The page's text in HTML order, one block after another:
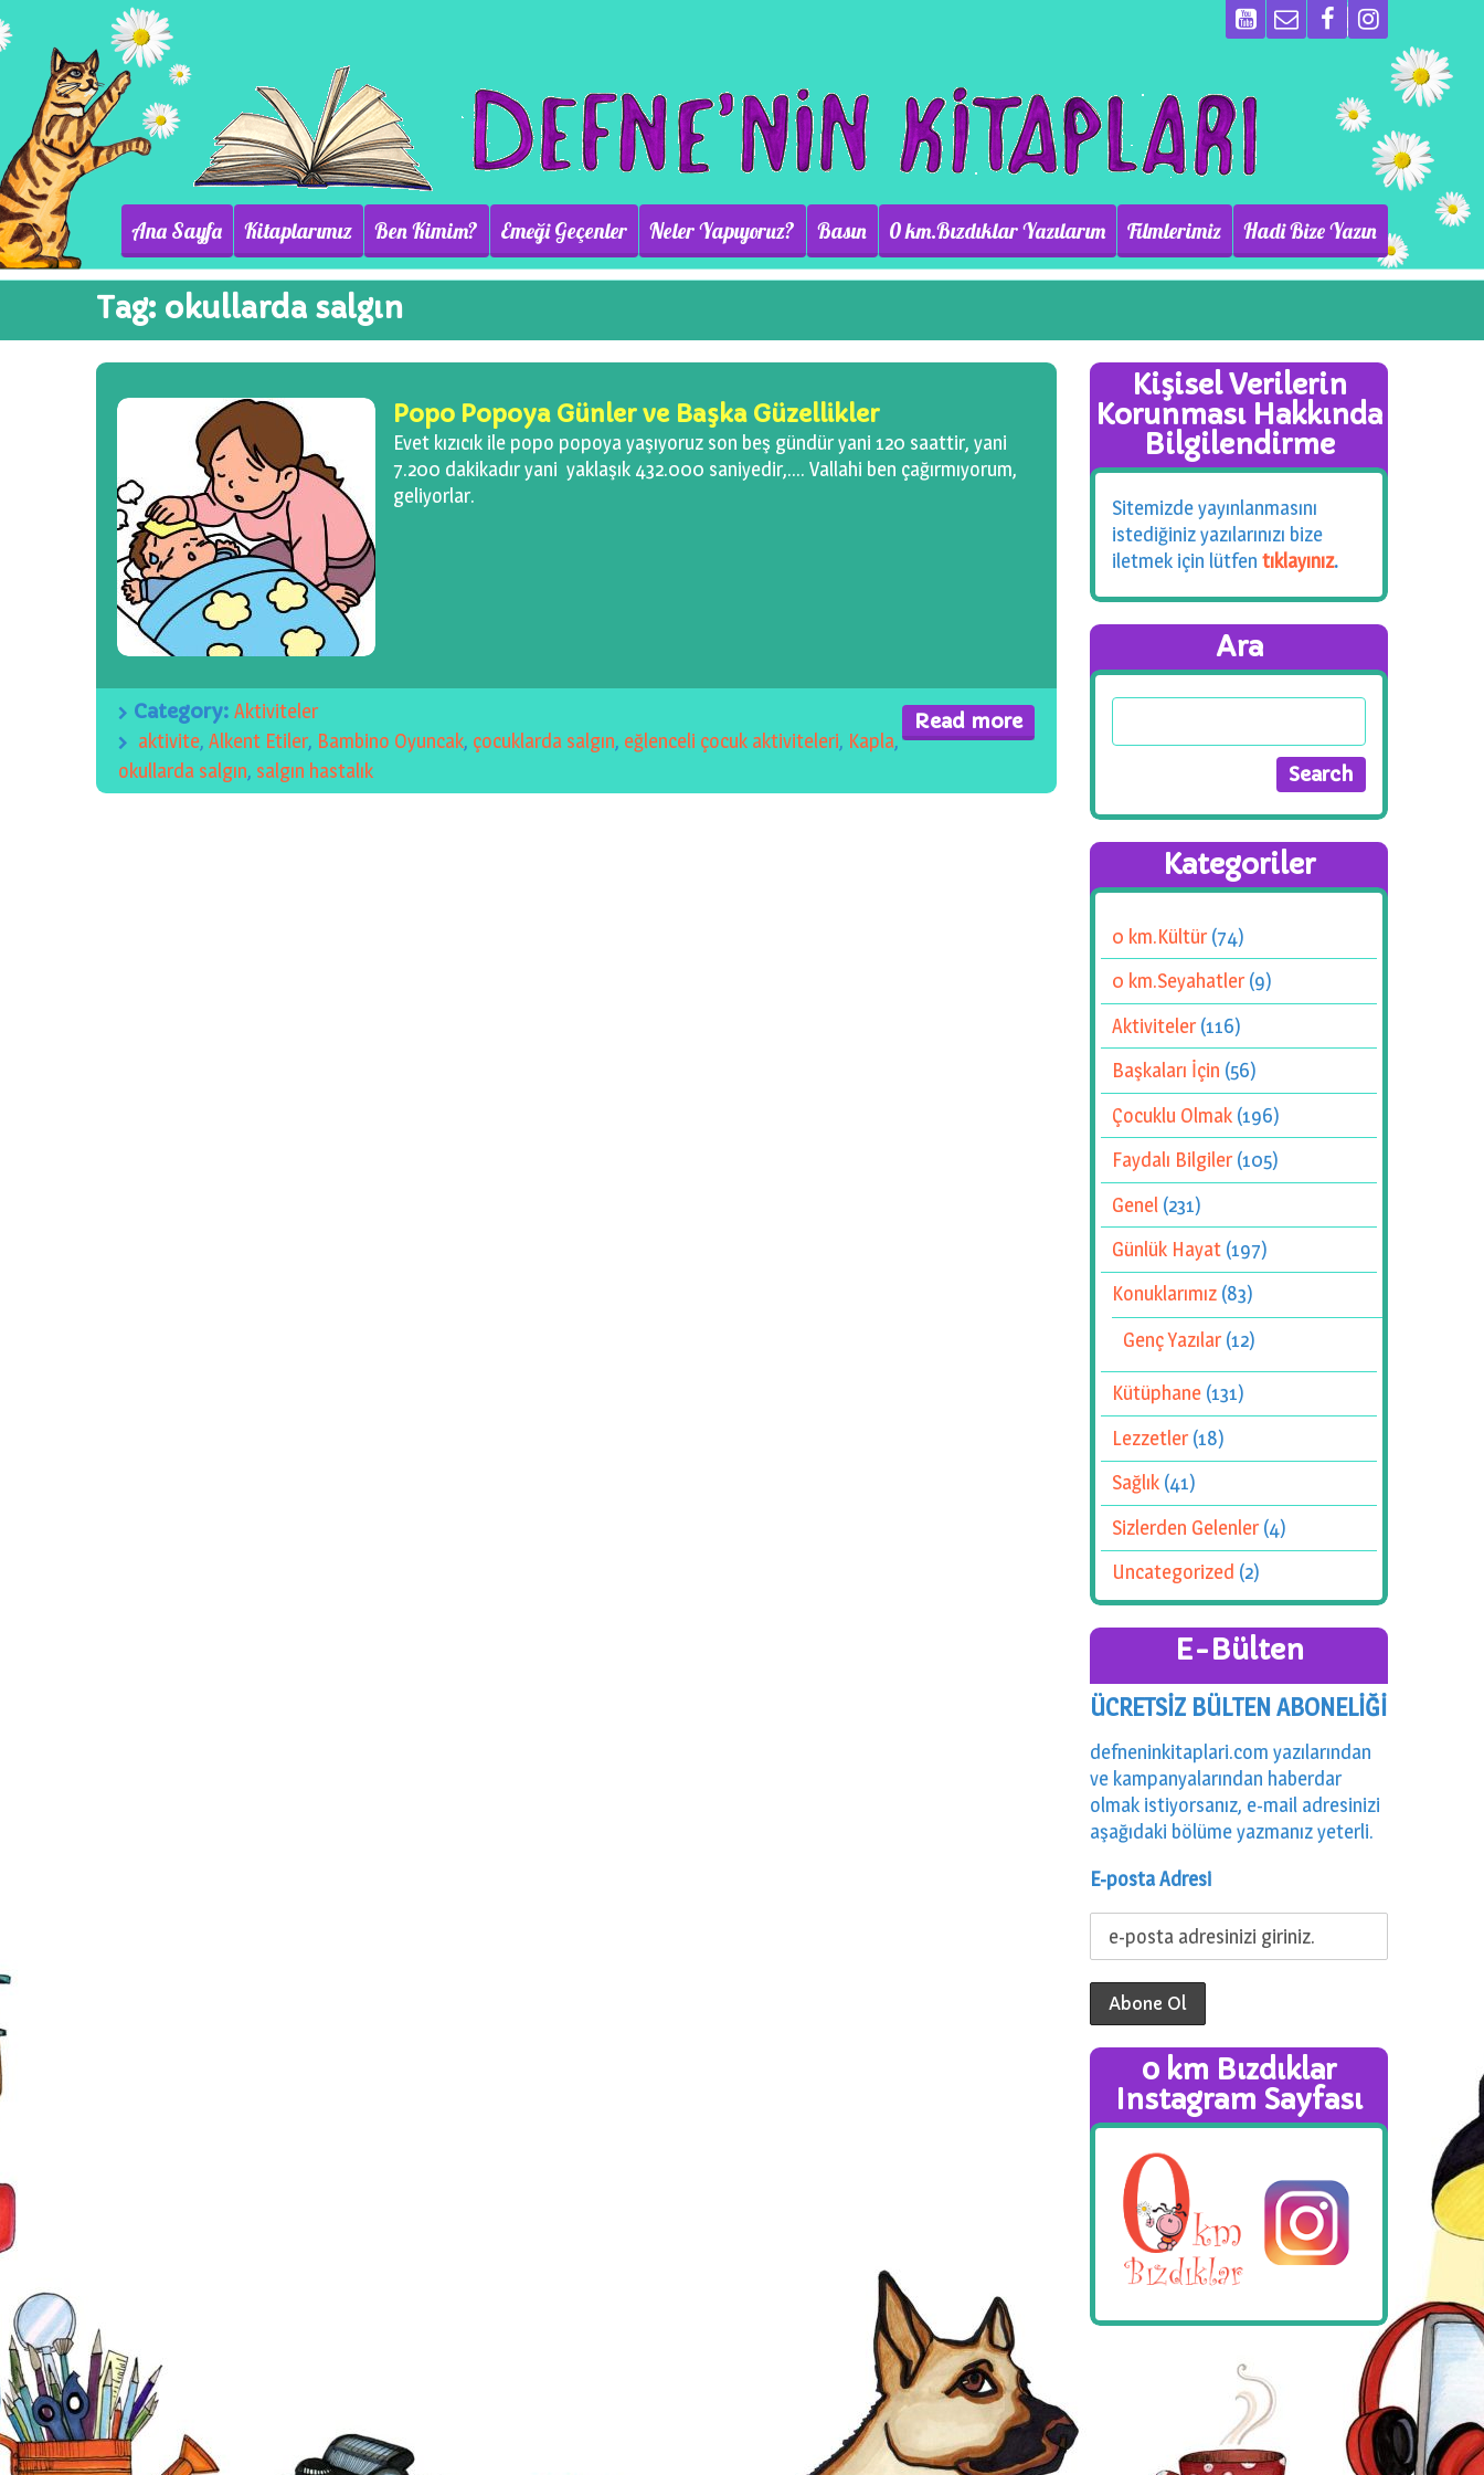
Ana Sayfa Kitaplarımız Ben Kimim? Emeği Geçenler Neler Yapıyoruz? Basın 0 km.Bızdıklar Yazılarım Filmlerimiz Hadi Bize Yazın
Tag: okullarda salgın
Popo Popoya Günler ve Başka Güzellikler
Evet kızıcık ile popo popoya yaşıyoruz son beş gündür yani 120 saattir, yani
7.200 dakikadır yani yaklaşık 432.000 saniyedir,…. Vallahi ben çağırmıyorum,
geliyorlar.
Read more
Category: Aktiviteler
aktivite, Alkent Etiler, Bambino Oyuncak, çocuklarda salgın, eğlenceli çocuk aktiviteleri, Kapla,
okullarda salgın, salgın hastalık
Kişisel Verilerin
Korunması Hakkında
Bilgilendirme
Sitemizde yayınlanmasını
istediğiniz yazılarınızı bize
iletmek için lütfen tıklayınız.
Ara
Kategoriler
0 km.Kültür(74)
0 km.Seyahatler(9)
Aktiviteler(116)
Başkaları İçin (56)
Çocuklu Olmak (196)
Faydalı Bilgiler(105)
Genel (231)
Günlük Hayat (197)
Konuklarımız (83)
Genç Yazılar(12)
Kütüphane (131)
Lezzetler(18)
Sağlık (41)
Sizlerden Gelenler(4)
Uncategorized (2)
E-Bülten
ÜCRETSİZ BÜLTEN ABONELİĞİ
defneninkitaplari.com yazılarından
ve kampanyalarından haberdar
olmak istiyorsanız, e-mail adresinizi
aşağıdaki bölüme yazmanız yeterli.
E-posta Adresi
0 km Bızdıklar
Instagram Sayfası